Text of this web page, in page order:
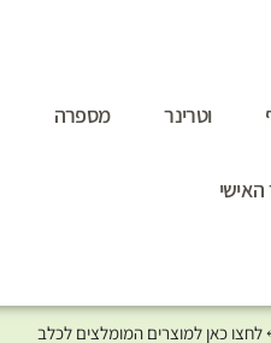
וטרינר מספרה
האישי